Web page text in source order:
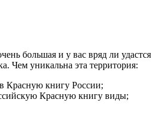
большая и у вас вряд ли
Чем уникальна эта территория:
Красную книгу России;
Красную книгу виды;